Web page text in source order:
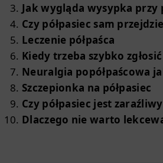
Jak wygląda wysypka przy
Czy półpasiec sam przejdzie
Leczenie półpaśca
Kiedy trzeba szybko
Neuralgia popółpaścowa
Szczepionka na półpasiec
Czy półpasiec jest zaraźliwy
Dlaczego nie warto